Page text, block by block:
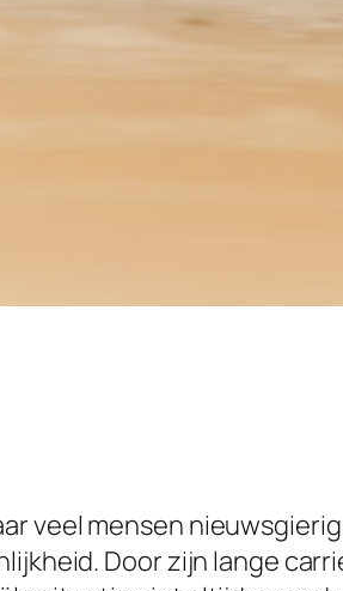
veel mensen
Door zijn lange